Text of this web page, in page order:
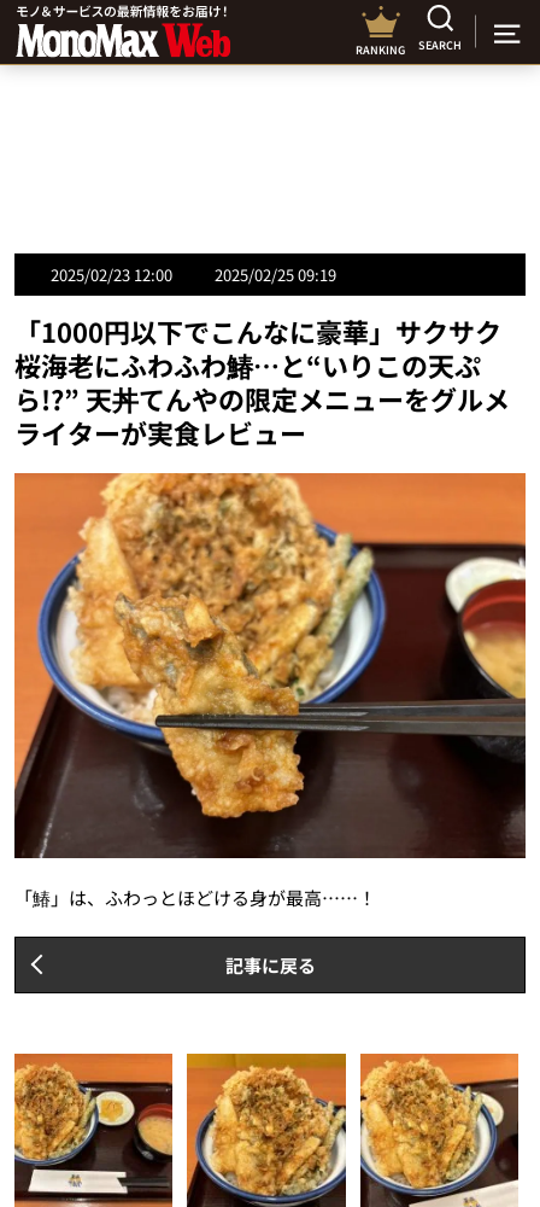
RANKING SEARCH
2025/02/23 12:00 2025/02/25 09:19
「1000円以下でこんなに豪華」サクサク
桜海老にふわふわ鰆…と“いりこの天ぷ
ら!?” 天丼てんやの限定メニューをグルメ
ライターが実食レビュー
「鰆」は、ふわっとほどける身が最高……！
記事に戻る